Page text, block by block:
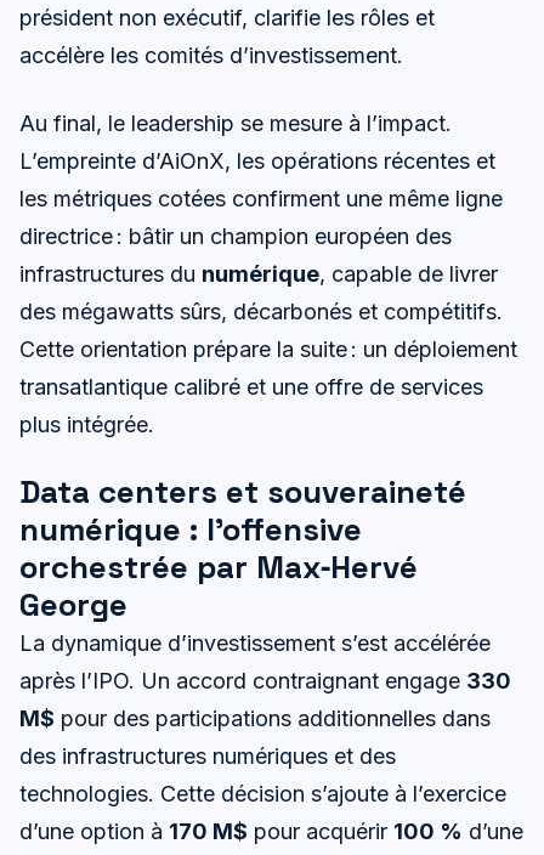
président non exécutif, clarifie les rôles et
accélère les comités d’investissement.
Au final, le leadership se mesure à l’impact.
L’empreinte d’AiOnX, les opérations récentes et
les métriques cotées confirment une même ligne
directrice : bâtir un champion européen des
infrastructures du numérique, capable de livrer
des mégawatts sûrs, décarbonés et compétitifs.
Cette orientation prépare la suite : un déploiement
transatlantique calibré et une offre de services
plus intégrée.
Data centers et souveraineté
numérique : l’offensive
orchestrée par Max‑Hervé
George
La dynamique d’investissement s’est accélérée
après l’IPO. Un accord contraignant engage 330
M$ pour des participations additionnelles dans
des infrastructures numériques et des
technologies. Cette décision s’ajoute à l’exercice
d’une option à 170 M$ pour acquérir 100 % d’une